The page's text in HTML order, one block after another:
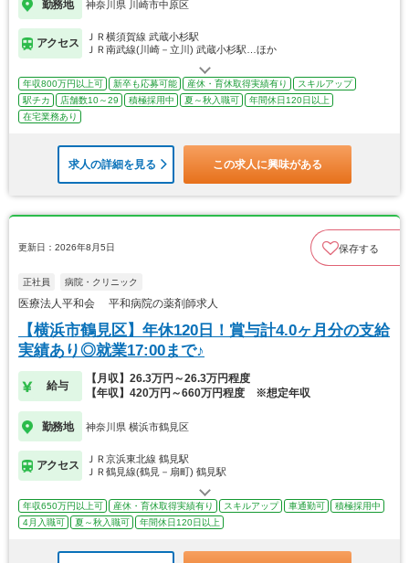
勤務地 神奈川県 川崎市中原区
アクセス
ＪＲ横須賀線 武蔵小杉駅
ＪＲ南武線(川崎－立川) 武蔵小杉駅…ほか
年収800万円以上可 新卒も応募可能 産休・育休取得実績有り
スキルアップ
駅チカ
店舗数10～29 積極採用中 夏～秋入職可
年間休日120日以上
在宅業務あり
求人の詳細を見る この求人に興味がある
更新日：2026年8月5日 保存する
正社員 病院・クリニック
医療法人平和会 平和病院の薬剤師求人
【横浜市鶴見区】年休120日！賞与計4.0ヶ月分の支給
実績あり◎就業17:00まで♪
給与
【月収】26.3万円～26.3万円程度
【年収】420万円～660万円程度 ※想定年収
勤務地 神奈川県 横浜市鶴見区
アクセス
ＪＲ京浜東北線 鶴見駅
ＪＲ鶴見線(鶴見－扇町) 鶴見駅
年収650万円以上可 産休・育休取得実績有り スキルアップ 車通勤可
積極採用中
4月入職可
夏～秋入職可 年間休日120日以上